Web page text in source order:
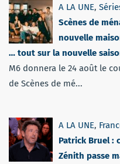
A LA UNE,
Scènes de
nouvelle
… tout sur la nouvelle
M6 donnera le 24 août le
de Scènes de mé...
A LA UNE,
Patrick Bruel :
Zénith passe